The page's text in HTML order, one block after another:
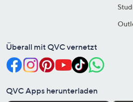
Überall mit QVC vernetzt
QVC Apps herunterladen